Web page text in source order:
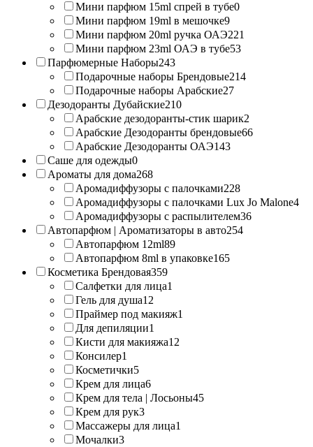
Мини парфюм 15ml спрей в тубе0
Мини парфюм 19ml в мешочке9
Мини парфюм 20ml ручка ОАЭ221
Мини парфюм 23ml ОАЭ в тубе53
Парфюмерные Наборы243
Подарочные наборы Брендовые214
Подарочные наборы Арабские27
Дезодоранты Дубайские210
Арабские дезодоранты-стик шарик2
Арабские Дезодоранты брендовые66
Арабские Дезодоранты ОАЭ143
Саше для одежды0
Ароматы для дома268
Аромадиффузоры с палочками228
Аромадиффузоры с палочками Lux Jo Malone4
Аромадиффузоры с распылителем36
Автопарфюм | Ароматизаторы в авто254
Автопарфюм 12ml89
Автопарфюм 8ml в упаковке165
Косметика Брендовая359
Салфетки для лица1
Гель для душа12
Праймер под макияж1
Для депиляции1
Кисти для макияжа12
Консилер1
Косметички5
Крем для лица6
Крем для тела | Лосьоны45
Крем для рук3
Массажеры для лица1
Мочалки3